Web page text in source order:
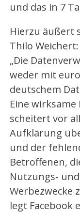
und das in 7
Hierzu äußert
Thilo Weichert:
„Die
weder mit
deutschem
Eine
scheitert vor
Aufklärung
und der
Betroffenen,
Nutzungs-
Werbezwecke
legt Facebook